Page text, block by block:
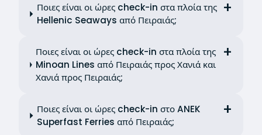
Ποιες είναι οι ώρες check-in στα πλοία της
Hellenic Seaways από Πειραιάς;
Ποιες είναι οι ώρες check-in στα πλοία της
Minoan Lines από Πειραιάς προς Χανιά και
Χανιά προς Πειραιάς;
Ποιες είναι οι ώρες check-in στο ANEK
Superfast Ferries από Πειραιάς;